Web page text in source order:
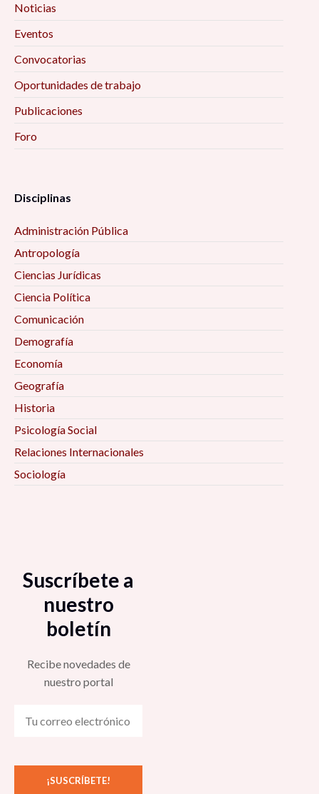
Noticias
Eventos
Convocatorias
Oportunidades de trabajo
Publicaciones
Foro
Disciplinas
Administración Pública
Antropología
Ciencias Jurídicas
Ciencia Política
Comunicación
Demografía
Economía
Geografía
Historia
Psicología Social
Relaciones Internacionales
Sociología
Suscríbete a
nuestro
boletín
Recibe novedades de
nuestro portal